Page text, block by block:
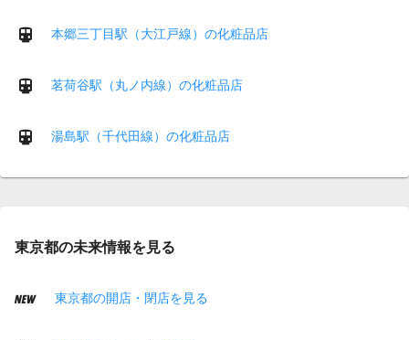
本郷三丁目駅（大江戸線）の化粧品店
茗荷谷駅（丸ノ内線）の化粧品店
湯島駅（千代田線）の化粧品店
東京都の未来情報を見る
東京都の開店・閉店を見る